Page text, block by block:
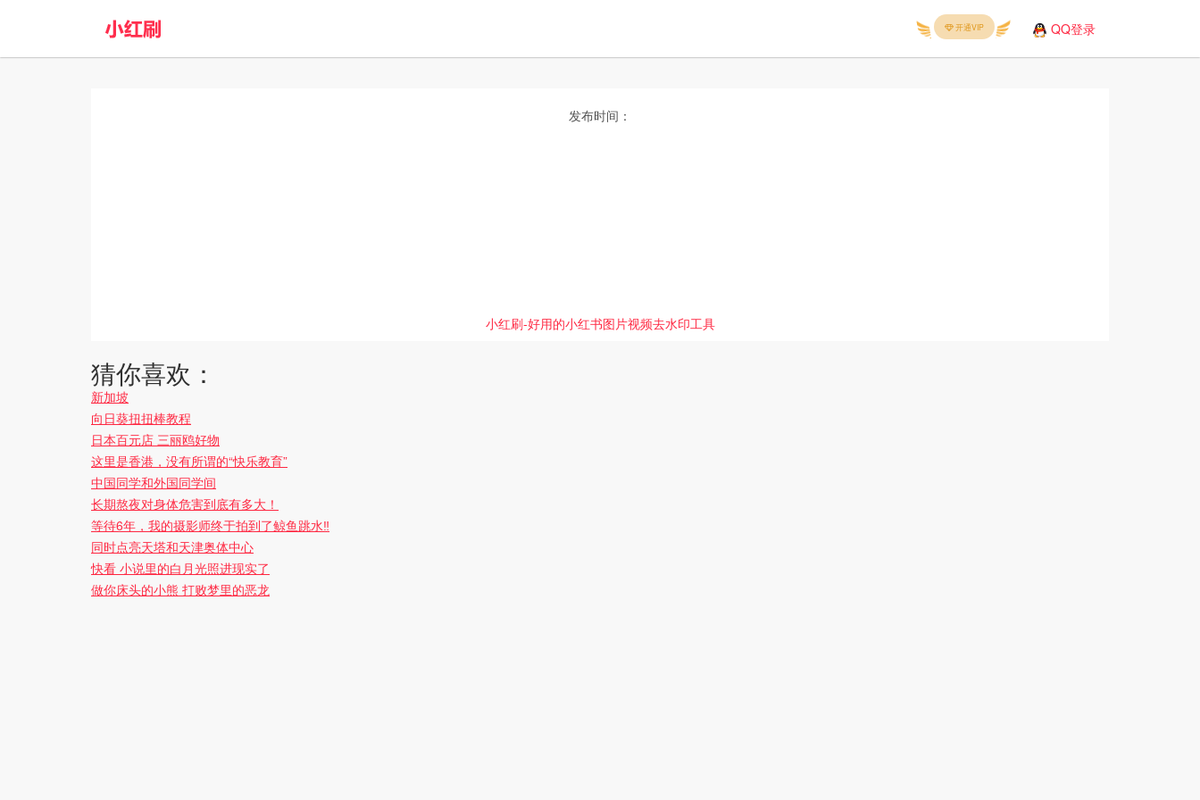
QQ登录
开通VIP
发布时间：
小红刷-好用的小红书图片视频去水印工具
猜你喜欢：
新加坡
向日葵扭扭棒教程
日本百元店 三丽鸥好物
这里是香港，没有所谓的“快乐教育”
中国同学和外国同学间
长期熬夜对身体危害到底有多大！
等待6年，我的摄影师终于拍到了鲸鱼跳水‼️
同时点亮天塔和天津奥体中心
快看 小说里的白月光照进现实了
做你床头的小熊 打败梦里的恶龙